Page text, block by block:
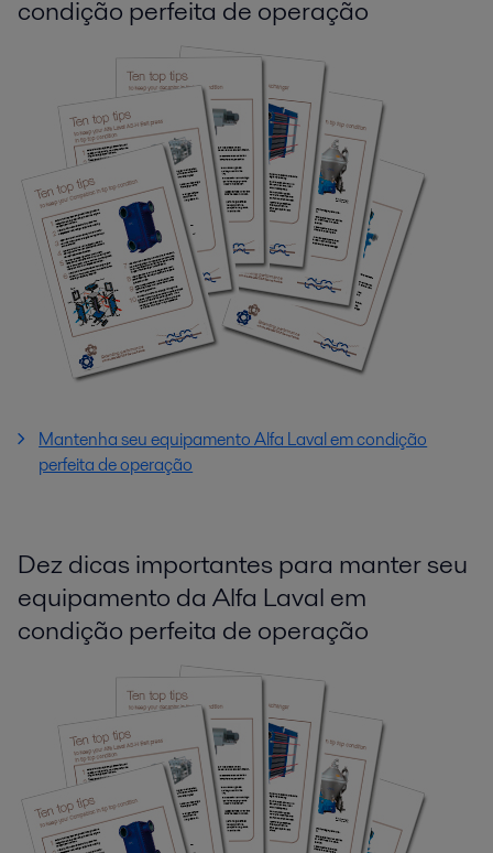
condição perfeita de operação
Mantenha seu equipamento Alfa Laval em condição
perfeita de operação
Dez dicas importantes para manter seu
equipamento da Alfa Laval em
condição perfeita de operação